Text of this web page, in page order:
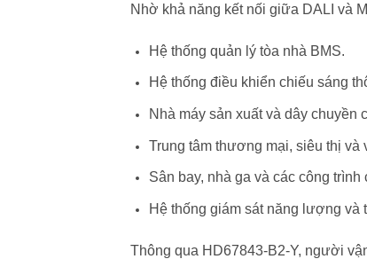
Nhờ khả năng kết nối giữa DALI và
Hệ thống quản lý tòa nhà BMS.
Hệ thống điều khiển chiếu sáng
Nhà máy sản xuất và dây chuyền
Trung tâm thương mại, siêu thị và
Sân bay, nhà ga và các công trình
Hệ thống giám sát năng lượng và
Thông qua HD67843-B2-Y, người